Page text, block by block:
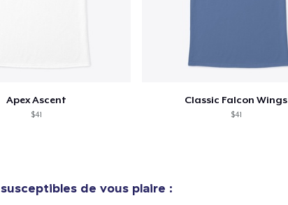
Apex Ascent
$41
Classic Falcon Wings
$41
susceptibles de vous plaire :